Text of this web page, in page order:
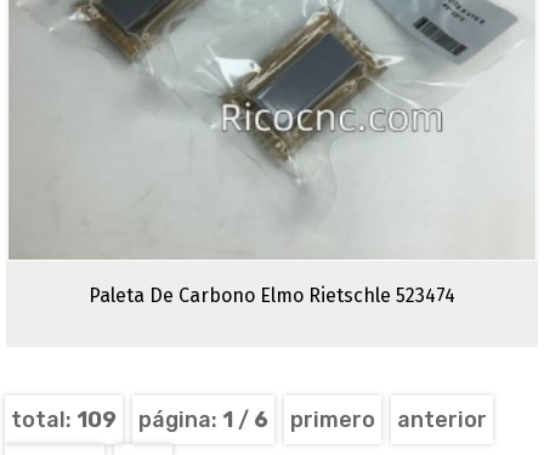
Paleta De Carbono Elmo Rietschle 523474
total: 109 página: 1 / 6 primero
anterior